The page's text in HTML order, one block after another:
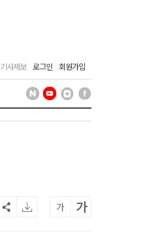
기사제보 로그인 회원가입
가 가